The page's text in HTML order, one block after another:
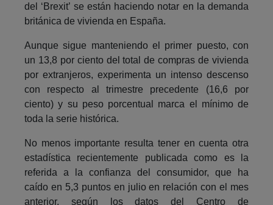
del ‘Brexit’ se están haciendo notar en la demanda
británica de vivienda en España.
Aunque sigue manteniendo el primer puesto, con
un 13,8 por ciento del total de compras de vivienda
por extranjeros, experimenta un intenso descenso
con respecto al trimestre precedente (16,6 por
ciento) y su peso porcentual marca el mínimo de
toda la serie histórica.
No menos importante resulta tener en cuenta otra
estadística recientemente publicada como es la
referida a la confianza del consumidor, que ha
caído en 5,3 puntos en julio en relación con el mes
anterior, según los datos del Centro de